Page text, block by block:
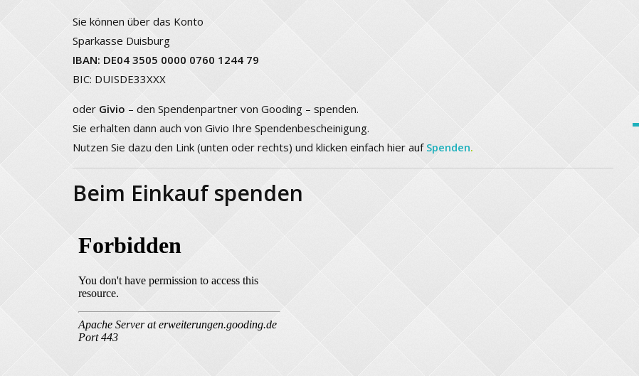
Sie können über das Konto
Sparkasse Duisburg
IBAN: DE04 3505 0000 0760 1244 79
BIC: DUISDE33XXX
oder Givio – den Spendenpartner von Gooding – spenden.
Sie erhalten dann auch von Givio Ihre Spendenbescheinigung.
Nutzen Sie dazu den Link (unten oder rechts) und klicken einfach hier auf Spenden.
Beim Einkauf spenden